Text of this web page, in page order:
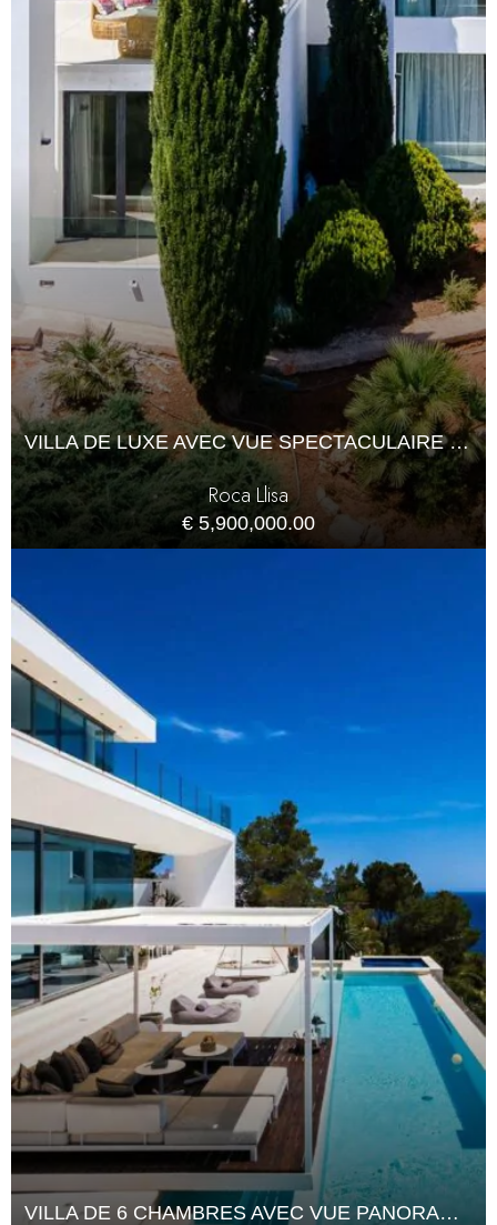
VILLA DE LUXE AVEC VUE SPECTACULAIRE SUR LA MER À ROCA LLISA
Roca Llisa
€ 5,900,000.00
VILLA DE 6 CHAMBRES AVEC VUE PANORAMIQUE SUR LA MER À ROCA LLISA